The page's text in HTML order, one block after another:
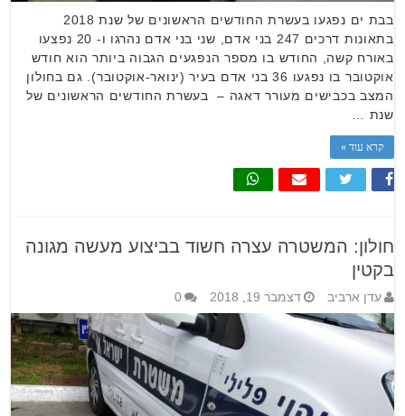
בבת ים נפגעו בעשרת החודשים הראשונים של שנת 2018
בתאונות דרכים 247 בני אדם, שני בני אדם נהרגו ו- 20 נפצעו
באורח קשה, החודש בו מספר הנפגעים הגבוה ביותר הוא חודש
אוקטובר בו נפגעו 36 בני אדם בעיר (ינואר-אוקטובר). גם בחולון
המצב בכבישים מעורר דאגה – בעשרת החודשים הראשונים של
שנת …
קרא עוד »
חולון: המשטרה עצרה חשוד בביצוע מעשה מגונה
בקטין
עדן ארביב דצמבר 19, 2018 0